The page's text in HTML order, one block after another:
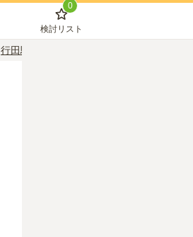
0
検討リスト
行田駅のお墓（霊園・墓地）